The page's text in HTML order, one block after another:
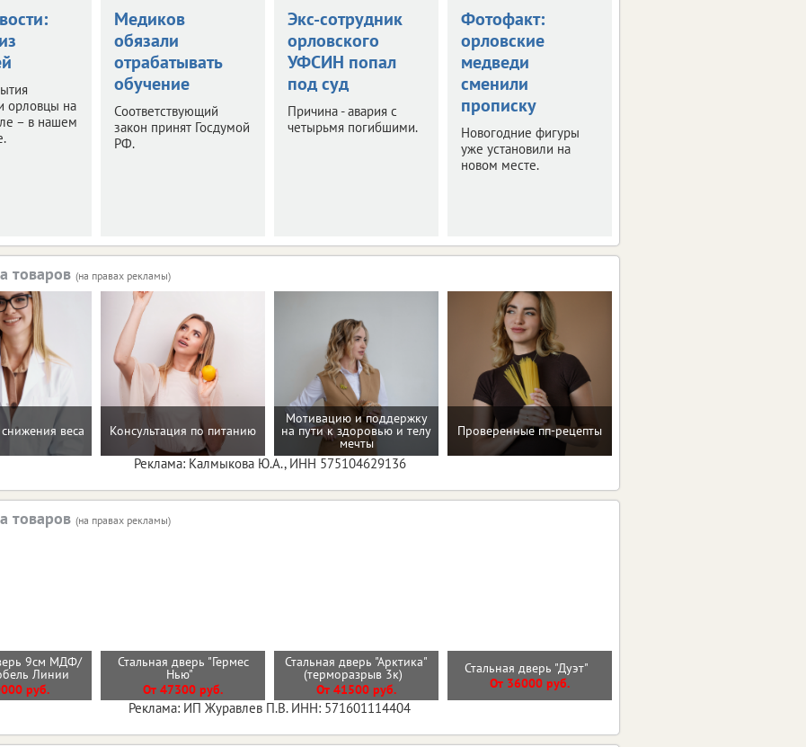
орловцы на
– в нашем
Медиков
обязали
отрабатывать
обучение
Соответствующий
закон принят Госдумой
РФ.
Экс-сотрудник
орловского
УФСИН попал
под суд
Причина - авария с
четырьмя погибшими.
Фотофакт:
орловские
медведи
сменили
прописку
Новогодние фигуры
уже установили на
новом месте.
товаров (на правах рекламы)
веса Консультация по питанию
Мотивацию и поддержку
на пути к здоровью и телу
мечты
Проверенные пп-рецепты
Реклама: Калмыкова Ю.А., ИНН 575104629136
товаров (на правах рекламы)
9см МДФ/
Линии
руб.
Стальная дверь "Гермес
Нью"
От 47300 руб.
Стальная дверь "Арктика"
(терморазрыв 3к)
От 41500 руб.
Стальная дверь "Дуэт"
От 36000 руб.
Реклама: ИП Журавлев П.В. ИНН: 571601114404